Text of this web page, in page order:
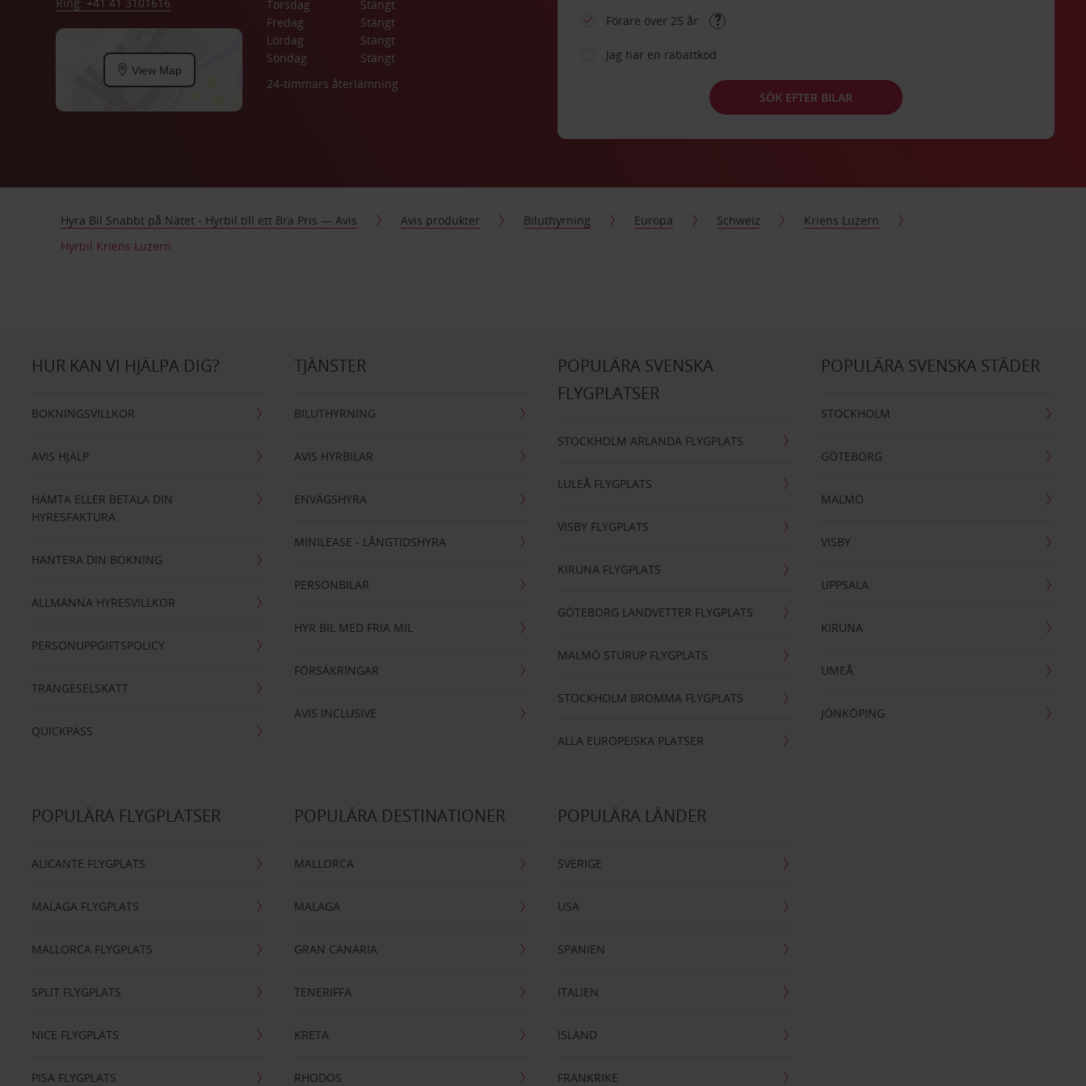
View Map
Torsdag
Stängt
Fredag
Stängt
Lördag
Stängt
Söndag
Stängt
24-timmars återlämning
Förare över 25 år
Jag har en rabattkod
SÖK EFTER BILAR
Hyra Bil Snabbt på Nätet - Hyrbil till ett Bra Pris — Avis Avis produkter Biluthyrning Europa Schweiz
Kriens Luzern
Hyrbil Kriens Luzern
HUR KAN VI HJÄLPA DIG?
BOKNINGSVILLKOR
AVIS HJÄLP
HÄMTA ELLER BETALA DIN
HYRESFAKTURA
HANTERA DIN BOKNING
ALLMÄNNA HYRESVILLKOR
PERSONUPPGIFTSPOLICY
TRÄNGESELSKATT
QUICKPASS
TJÄNSTER
BILUTHYRNING
AVIS HYRBILAR
ENVÄGSHYRA
MINILEASE - LÅNGTIDSHYRA
PERSONBILAR
HYR BIL MED FRIA MIL
FÖRSÄKRINGAR
AVIS INCLUSIVE
POPULÄRA SVENSKA
FLYGPLATSER
STOCKHOLM ARLANDA FLYGPLATS
LULEÅ FLYGPLATS
VISBY FLYGPLATS
KIRUNA FLYGPLATS
GÖTEBORG LANDVETTER FLYGPLATS
MALMÖ STURUP FLYGPLATS
STOCKHOLM BROMMA FLYGPLATS
ALLA EUROPEISKA PLATSER
POPULÄRA SVENSKA STÄDER
STOCKHOLM
GÖTEBORG
MALMÖ
VISBY
UPPSALA
KIRUNA
UMEÅ
JÖNKÖPING
POPULÄRA FLYGPLATSER
ALICANTE FLYGPLATS
MALAGA FLYGPLATS
MALLORCA FLYGPLATS
SPLIT FLYGPLATS
NICE FLYGPLATS
PISA FLYGPLATS
POPULÄRA DESTINATIONER
MALLORCA
MALAGA
GRAN CANARIA
TENERIFFA
KRETA
RHODOS
POPULÄRA LÄNDER
SVERIGE
USA
SPANIEN
ITALIEN
ISLAND
FRANKRIKE